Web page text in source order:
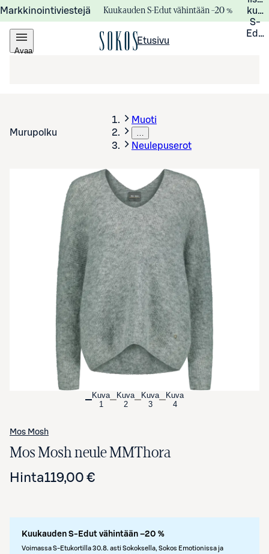
Markkinointiviestejä Kuukauden S-Edut vähintään –20 %
S-
Avaa
Etusivu
Murupolku
Muoti
…
Neulepuserot
Avaa tuotekuva suurennettuna
Kuva
1
Kuva
2
Kuva
3
Kuva
4
Mos Mosh
Mos Mosh neule MMThora
Hinta119,00 €
Kuukauden S-Edut vähintään –20 %
Voimassa S-Etukortilla 30.8. asti Sokoksella, Sokos Emotionissa ja